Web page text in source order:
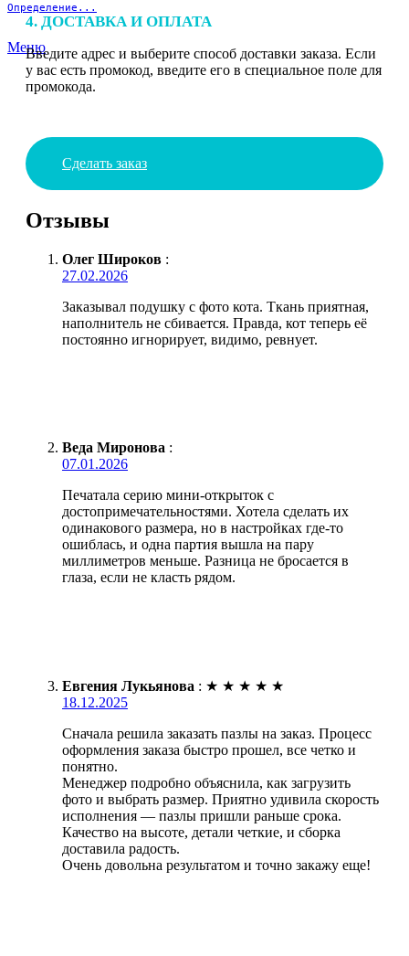
Определение...
Меню
4. ДОСТАВКА И ОПЛАТА
Введите адрес и выберите способ доставки заказа. Если
у вас есть промокод, введите его в специальное поле для
промокода.
Сделать заказ
Отзывы
Олег Широков :
27.02.2026
Заказывал подушку с фото кота. Ткань приятная,
наполнитель не сбивается. Правда, кот теперь её
постоянно игнорирует, видимо, ревнует.
Веда Миронова :
07.01.2026
Печатала серию мини-открыток с
достопримечательностями. Хотела сделать их
одинакового размера, но в настройках где-то
ошиблась, и одна партия вышла на пару
миллиметров меньше. Разница не бросается в
глаза, если не класть рядом.
Евгения Лукьянова : ★ ★ ★ ★ ★
18.12.2025
Сначала решила заказать пазлы на заказ. Процесс
оформления заказа быстро прошел, все четко и
понятно.
Менеджер подробно объяснила, как загрузить
фото и выбрать размер. Приятно удивила скорость
исполнения — пазлы пришли раньше срока.
Качество на высоте, детали четкие, и сборка
доставила радость.
Очень довольна результатом и точно закажу еще!